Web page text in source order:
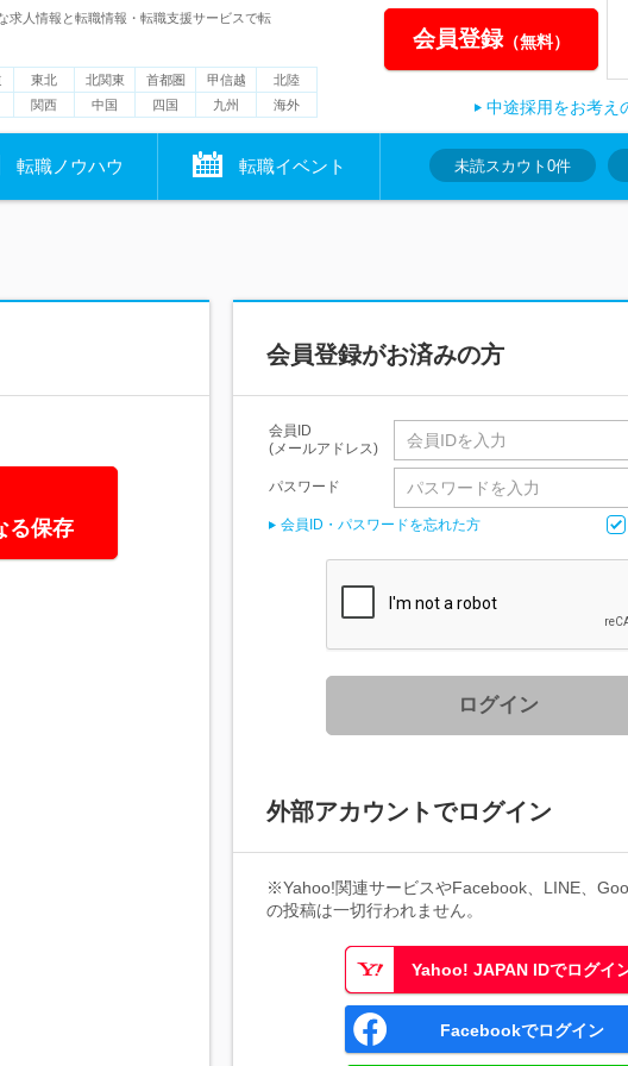
求人情報と転職情報・転職支援サービスで転
東北 北関東 首都圏 甲信越
北陸
関西 中国 四国 九州 海外
会員登録（無料）
中途採用をお考え
転職ノウハウ 転職イベント 未読スカウト 0件
る保存
会員登録がお済みの方
会員ID
(メールアドレス)
パスワード
会員ID・パスワードを忘れた方
ログイン
外部アカウントでログイン
※Yahoo!関連サービスやFacebook、LINE、
の投稿は一切行われません。
Yahoo! JAPAN IDでログイ
Facebookでログイン